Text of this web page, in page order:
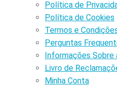
Política de
Política de Cookies
Termos e
Perguntas
Informações Sobre
Livro de
Minha Conta